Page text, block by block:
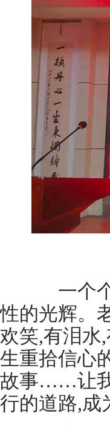
一个个
性的光辉。
欢笑,有泪水
生重拾信心
故事……让我
行的道路,成